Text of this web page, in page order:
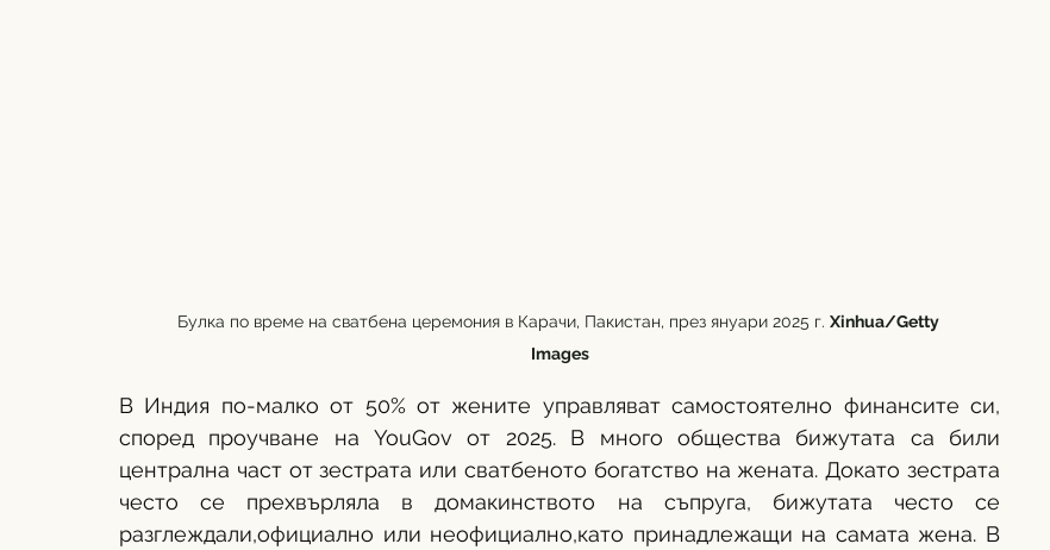
Булка по време на сватбена церемония в Карачи, Пакистан, през януари 2025 г. Xinhua/Getty
Images
В Индия по-малко от 50% от жените управляват самостоятелно финансите си,
според проучване на YouGov от 2025. В много общества бижутата са били
централна част от зестрата или сватбеното богатство на жената. Докато зестрата
често се прехвърляла в домакинството на съпруга, бижутата често се
разглеждали,официално или неофициално,като принадлежащи на самата жена. В